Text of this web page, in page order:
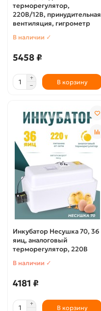
терморегулятор,
220В/12В, принудительная
вентиляция, гигрометр
В наличии ✓
5458 ₽
В корзину
Инкубатор Несушка 70, 36
яиц, аналоговый
терморегулятор, 220В
В наличии ✓
4181 ₽
В корзину